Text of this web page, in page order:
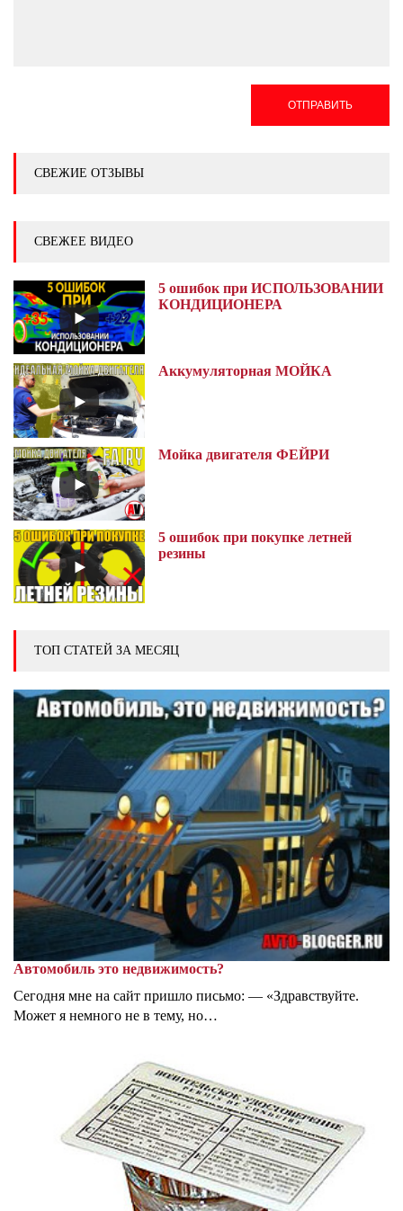
ОТПРАВИТЬ
СВЕЖИЕ ОТЗЫВЫ
СВЕЖЕЕ ВИДЕО
5 ошибок при ИСПОЛЬЗОВАНИИ
КОНДИЦИОНЕРА
Аккумуляторная МОЙКА
Мойка двигателя ФЕЙРИ
5 ошибок при покупке летней
резины
ТОП СТАТЕЙ ЗА МЕСЯЦ
Автомобиль это недвижимость?
Сегодня мне на сайт пришло письмо: — «Здравствуйте.
Может я немного не в тему, но…